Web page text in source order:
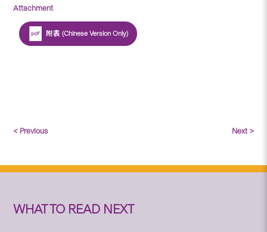
Attachment
附表 (Chinese Version Only)
< Previous Next >
WHAT TO READ NEXT